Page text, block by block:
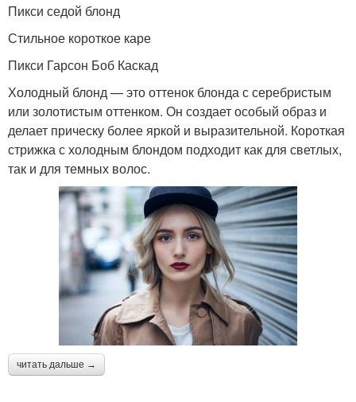
Пикси седой блонд
Стильное короткое каре
Пикси Гарсон Боб Каскад
Холодный блонд — это оттенок блонда с серебристым
или золотистым оттенком. Он создает особый образ и
делает прическу более яркой и выразительной. Короткая
стрижка с холодным блондом подходит как для светлых,
так и для темных волос.
читать дальше →